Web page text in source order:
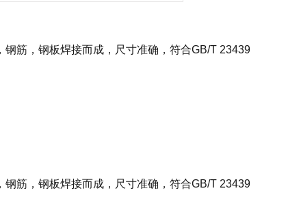
筋，钢板焊接而成，尺寸准确，符合GB/T 23439
筋，钢板焊接而成，尺寸准确，符合GB/T 23439